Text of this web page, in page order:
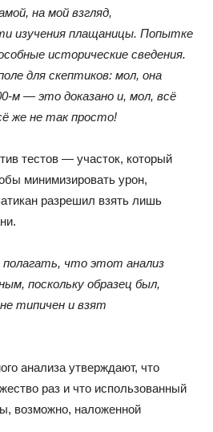
, на мой взгляд,
изучения плащаницы. Попытке
исторические сведения.
для скептиков: мол, она
м — это доказано и, мол, всё
же не так просто!
тестов — участок, который
минимизировать урон,
разрешил взять лишь
, что этот анализ
, поскольку образец был,
не типичен и взят
анализа утверждают, что
раз и что использованный
, возможно, наложенной